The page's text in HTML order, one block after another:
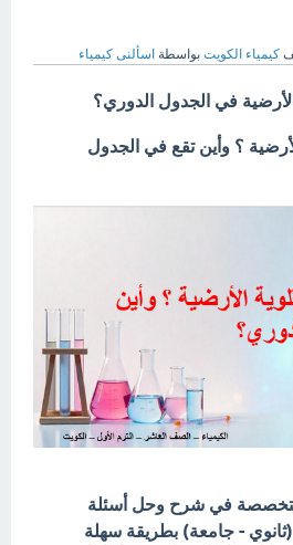
كيمياء الكويت بواسطة اسألنى كيمياء
الأرضية في الجدول الدوري؟
؟ وأين تقع في الجدول
في شرح وحل أسئلة
(ثانوي - جامعة) بطريقة سهلة